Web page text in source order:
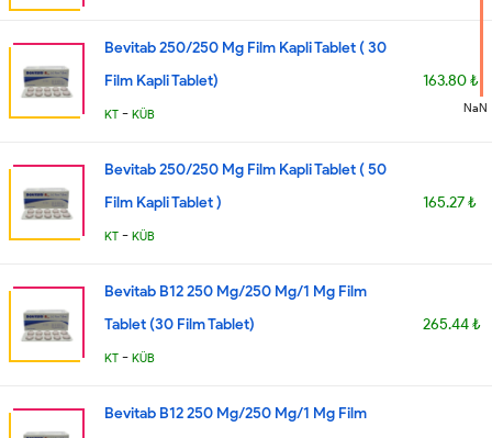
Bevitab 250/250 Mg Film Kapli Tablet ( 30
Film Kapli Tablet)
KT - KÜB
163.80 ₺
Bevitab 250/250 Mg Film Kapli Tablet ( 50
Film Kapli Tablet )
KT - KÜB
165.27 ₺
Bevitab B12 250 Mg/250 Mg/1 Mg Film
Tablet (30 Film Tablet)
KT - KÜB
265.44 ₺
Bevitab B12 250 Mg/250 Mg/1 Mg Film
NaN